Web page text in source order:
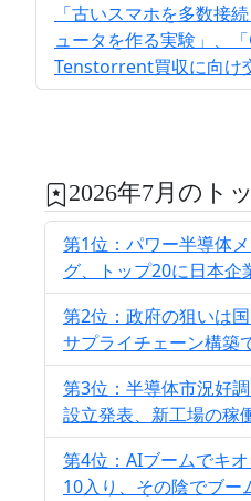
「古いスマホを多数接
ュータを作る実験」、
Tenstorrent買収に向け
2026年7月のト
第1位：パワー半導体
グ、トップ20に日本企
第2位：政府の狙いは
サプライチェーン構築
第3位：半導体市況好
設立発表、新工場の稼
第4位：AIブームでキ
10入り、その陰でブー